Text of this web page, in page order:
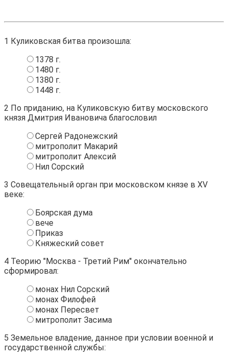
1 Куликовская битва произошла:
1378 г.
1480 г.
1380 г.
1448 г.
2 По приданию, на Куликовскую битву московского
князя Дмитрия Ивановича благословил
Сергей Радонежский
митрополит Макарий
митрополит Алексий
Нил Сорский
3 Совещательный орган при московском князе в ХV
веке:
Боярская дума
вече
Приказ
Княжеский совет
4 Теорию "Москва - Третий Рим" окончательно
сформировал:
монах Нил Сорский
монах Филофей
монах Пересвет
митрополит Засима
5 Земельное владение, данное при условии военной и
государственной службы: